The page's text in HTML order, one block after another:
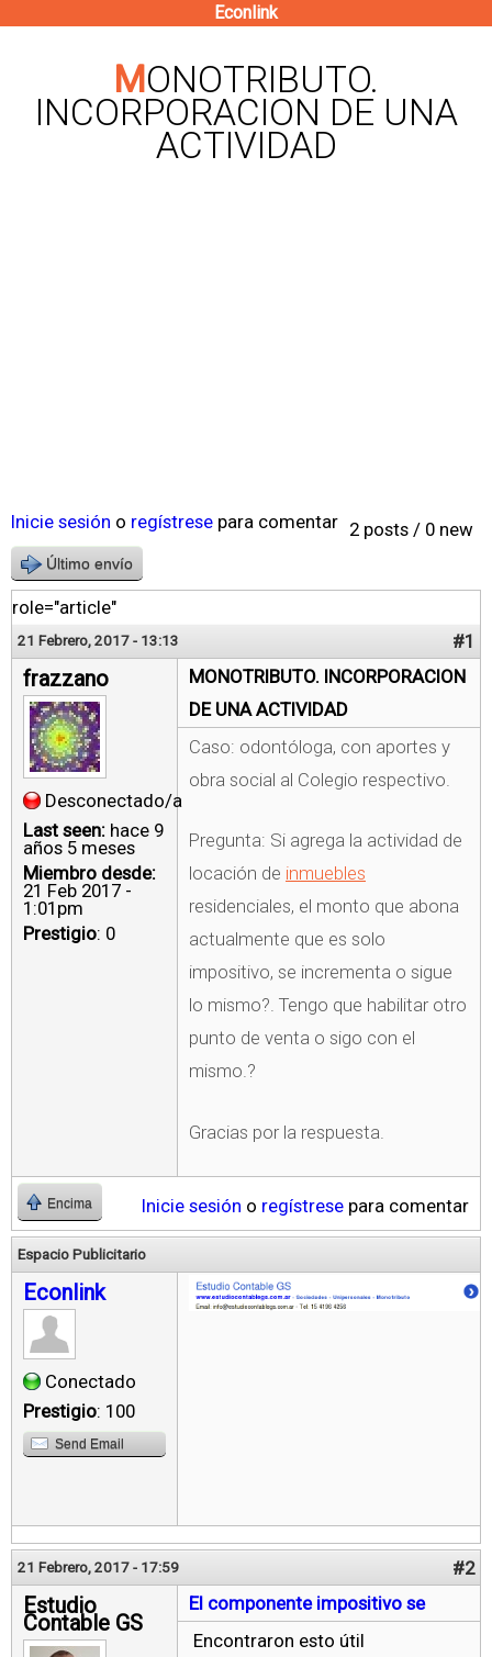
contenido
principal
Econlink
MONOTRIBUTO.
INCORPORACION DE UNA
ACTIVIDAD
2 posts / 0 new
Inicie sesión o regístrese para comentar
Último envío
role="article"
21 Febrero, 2017 - 13:13 #1
frazzano
Desconectado/a
Last seen: hace 9
años 5 meses
Miembro desde:
21 Feb 2017 -
1:01pm
Prestigio: 0
MONOTRIBUTO. INCORPORACION
DE UNA ACTIVIDAD
Caso: odontóloga, con aportes y
obra social al Colegio respectivo.
Pregunta: Si agrega la actividad de
locación de inmuebles
residenciales, el monto que abona
actualmente que es solo
impositivo, se incrementa o sigue
lo mismo?. Tengo que habilitar otro
punto de venta o sigo con el
mismo.?
Gracias por la respuesta.
Encima Inicie sesión o regístrese para comentar
Espacio Publicitario
Econlink
Conectado
Prestigio: 100
Send Email
21 Febrero, 2017 - 17:59 #2
Estudio
Contable GS
El componente impositivo se
Encontraron esto útil